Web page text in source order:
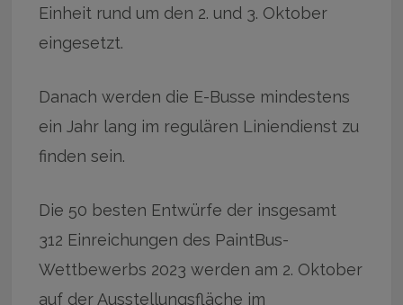
Einheit rund um den 2. und 3. Oktober
eingesetzt.
Danach werden die E-Busse mindestens
ein Jahr lang im regulären Liniendienst zu
finden sein.
Die 50 besten Entwürfe der insgesamt
312 Einreichungen des PaintBus-
Wettbewerbs 2023 werden am 2. Oktober
auf der Ausstellungsfläche im